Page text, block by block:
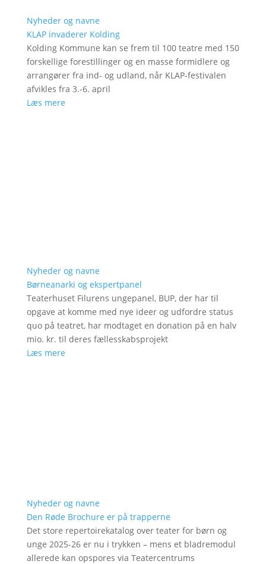
Nyheder og navne
KLAP invaderer Kolding
Kolding Kommune kan se frem til 100 teatre med 150
forskellige forestillinger og en masse formidlere og
arrangører fra ind- og udland, når KLAP-festivalen
afvikles fra 3.-6. april
Læs mere
Nyheder og navne
Børneanarki og ekspertpanel
Teaterhuset Filurens ungepanel, BUP, der har til
opgave at komme med nye ideer og udfordre status
quo på teatret, har modtaget en donation på en halv
mio. kr. til deres fællesskabsprojekt
Læs mere
Nyheder og navne
Den Røde Brochure er på trapperne
Det store repertoirekatalog over teater for børn og
unge 2025-26 er nu i trykken – mens et bladremodul
allerede kan opspores via Teatercentrums